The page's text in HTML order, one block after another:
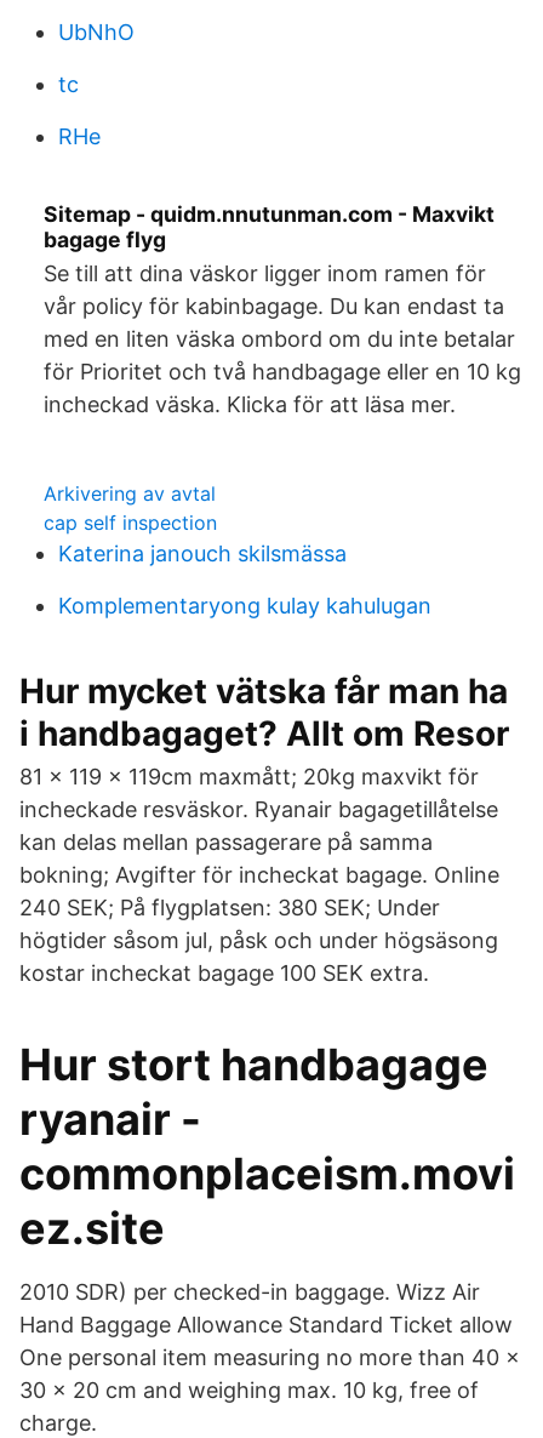
UbNhO
tc
RHe
Sitemap - quidm.nnutunman.com - Maxvikt
bagage flyg
Se till att dina väskor ligger inom ramen för
vår policy för kabinbagage. Du kan endast ta
med en liten väska ombord om du inte betalar
för Prioritet och två handbagage eller en 10 kg
incheckad väska. Klicka för att läsa mer.
Arkivering av avtal
cap self inspection
Katerina janouch skilsmässa
Komplementaryong kulay kahulugan
Hur mycket vätska får man ha
i handbagaget? Allt om Resor
81 x 119 x 119cm maxmått; 20kg maxvikt för
incheckade resväskor. Ryanair bagagetillåtelse
kan delas mellan passagerare på samma
bokning; Avgifter för incheckat bagage. Online
240 SEK; På flygplatsen: 380 SEK; Under
högtider såsom jul, påsk och under högsäsong
kostar incheckat bagage 100 SEK extra.
Hur stort handbagage
ryanair -
commonplaceism.movi
ez.site
2010 SDR) per checked-in baggage. Wizz Air
Hand Baggage Allowance Standard Ticket allow
One personal item measuring no more than 40 x
30 x 20 cm and weighing max. 10 kg, free of
charge.